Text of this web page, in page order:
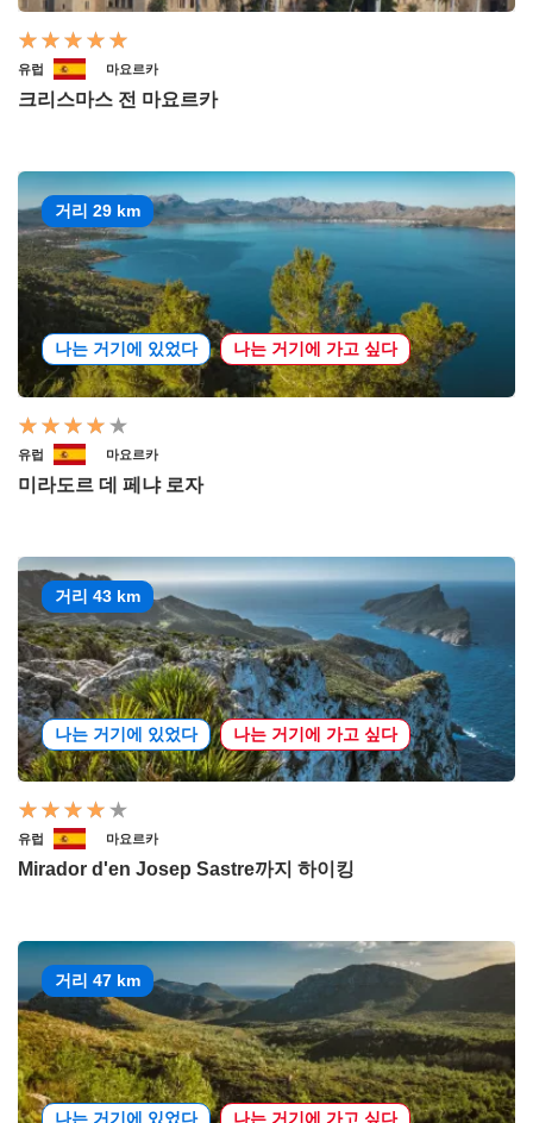
유럽 마요르카
크리스마스 전 마요르카
거리 29 km
나는 거기에 있었다 나는 거기에 가고 싶다
유럽 마요르카
미라도르 데 페냐 로자
거리 43 km
나는 거기에 있었다 나는 거기에 가고 싶다
유럽 마요르카
Mirador d'en Josep Sastre까지 하이킹
거리 47 km
나는 거기에 있었다 나는 거기에 가고 싶다